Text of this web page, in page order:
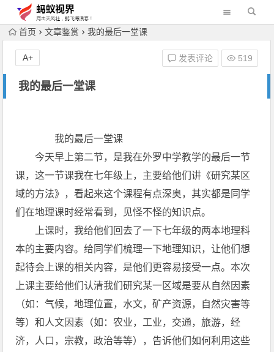
首页 文章鉴赏 我的最后一堂课
我的最后一堂课
发表评论 519
A+
我的最后一堂课
今天早上第二节，是我在外罗中学教学的最后一节
课，这一节课我在七年级上，主要给他们讲《研究某区
域的方法》，看起来这个课程有点深奥，其实都是同学
们在地理课时经常看到，见怪不怪的知识点。
上课时，我给他们回去了一下七年级的两本地理科
本的主要内容。给同学们梳理一下地理知识，让他们想
起待会上课的相关内容，是他们更容易接受一点。本次
上课主要给他们认清我们研究某一区域是要从自然因素
（如：气候，地理位置，水文，矿产资源，自然灾害等
等）和人文因素（如：农业，工业，交通，旅游，经
济，人口，宗教，政治等等），告诉他们如何利用这些